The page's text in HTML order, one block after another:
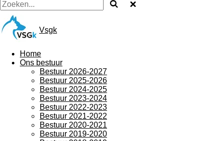
Vsgk
Home
Ons bestuur
Bestuur 2026-2027
Bestuur 2025-2026
Bestuur 2024-2025
Bestuur 2023-2024
Bestuur 2022-2023
Bestuur 2021-2022
Bestuur 2020-2021
Bestuur 2019-2020